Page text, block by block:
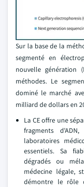
Sur la base de la
segmenté en
nouvelle génération
méthodes. Le
dominé le marché
milliard de dollars en
La CE offre une
fragments
laboratoires
essentiels. Sa
dégradés ou
médecine légale,
démontre le rôle